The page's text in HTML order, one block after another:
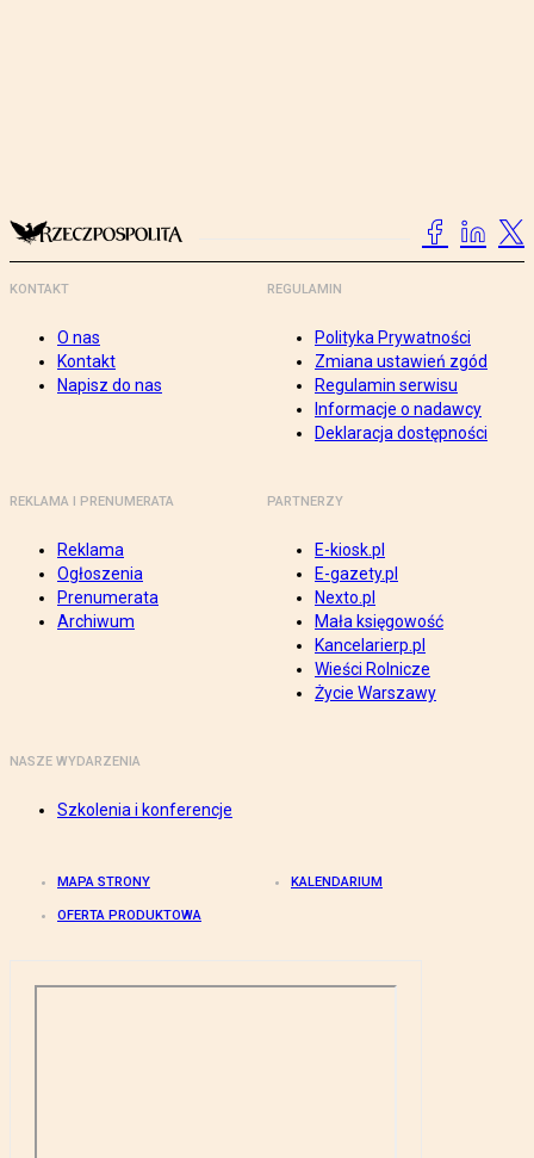
KONTAKT
O nas
Kontakt
Napisz do nas
REGULAMIN
Polityka Prywatności
Zmiana ustawień zgód
Regulamin serwisu
Informacje o nadawcy
Deklaracja dostępności
REKLAMA I PRENUMERATA
Reklama
Ogłoszenia
Prenumerata
Archiwum
PARTNERZY
E-kiosk.pl
E-gazety.pl
Nexto.pl
Mała księgowość
Kancelarierp.pl
Wieści Rolnicze
Życie Warszawy
NASZE WYDARZENIA
Szkolenia i konferencje
MAPA STRONY KALENDARIUM
OFERTA PRODUKTOWA